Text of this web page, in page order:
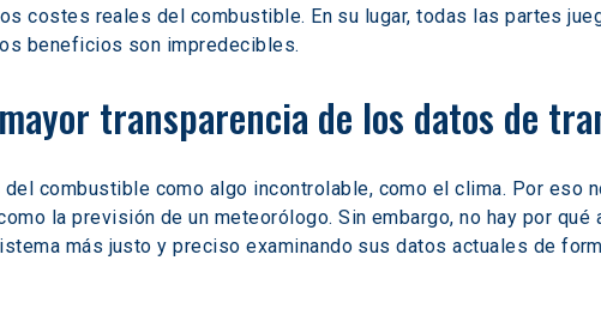
costes reales del combustible. En su lugar, todas las partes
beneficios son impredecibles.
transparencia de los datos de
combustible como algo incontrolable, como el clima. Por eso
la previsión de un meteorólogo. Sin embargo, no hay por qué
más justo y preciso examinando sus datos actuales de